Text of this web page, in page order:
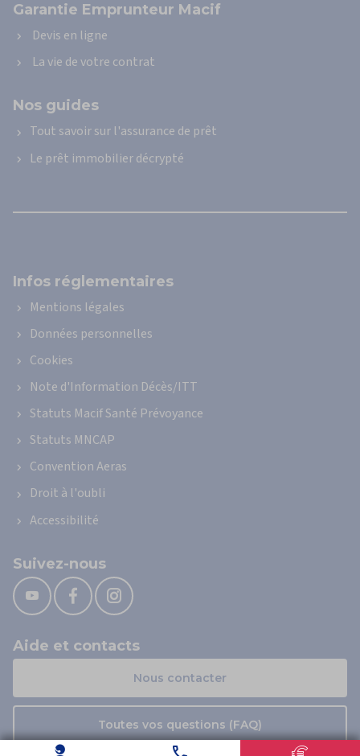
Garantie Emprunteur Macif
Devis en ligne
La vie de votre contrat
Nos guides
Tout savoir sur l'assurance de prêt
Le prêt immobilier décrypté
Infos réglementaires
Mentions légales
Données personnelles
Cookies
Note d'Information Décès/ITT
Statuts Macif Santé Prévoyance
Statuts MNCAP
Convention Aeras
Droit à l'oubli
Accessibilité
Suivez-nous
Aide et contacts
Nous contacter
Toutes vos questions (FAQ)